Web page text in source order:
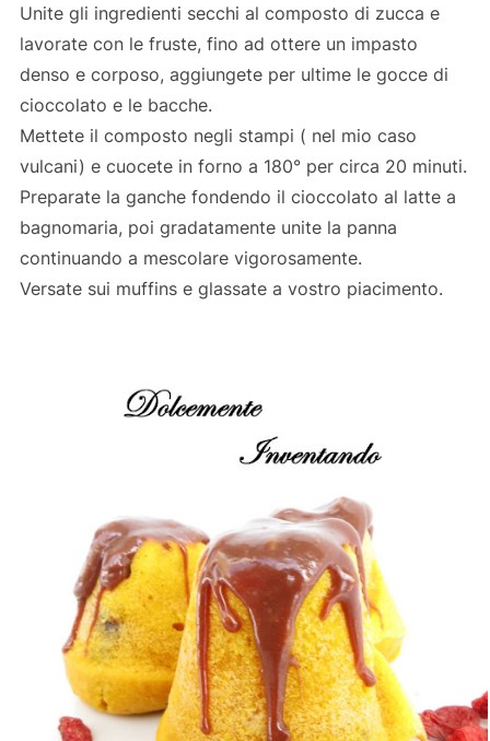
Unite gli ingredienti secchi al composto di zucca e
lavorate con le fruste, fino ad ottere un impasto
denso e corposo, aggiungete per ultime le gocce di
cioccolato e le bacche.
Mettete il composto negli stampi ( nel mio caso
vulcani) e cuocete in forno a 180° per circa 20 minuti.
Preparate la ganche fondendo il cioccolato al latte a
bagnomaria, poi gradatamente unite la panna
continuando a mescolare vigorosamente.
Versate sui muffins e glassate a vostro piacimento.